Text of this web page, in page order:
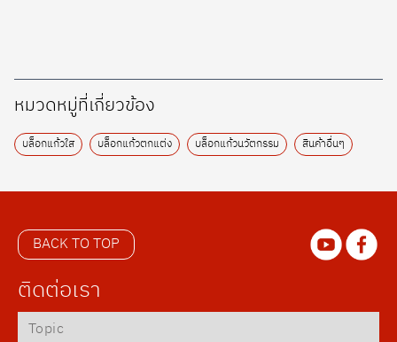
หมวดหมู่ที่เกี่ยวข้อง
บล็อกแก้วใส บล็อกแก้วตกแต่ง บล็อกแก้วนวัตกรรม สินค้าอื่นๆ
BACK TO TOP
ติดต่อเรา